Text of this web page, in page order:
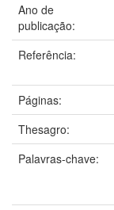
Ano de
publicação:
Referência:
Páginas:
Thesagro:
Palavras-chave: